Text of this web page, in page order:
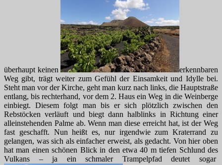
überhaupt keinen
erkennbaren
Weg gibt, trägt weiter zum Gefühl der Einsamkeit und Idylle bei.
Steht man vor der Kirche, geht man kurz nach links, die Hauptstraße
entlang, bis rechterhand, vor dem 2. Haus ein Weg in die Weinberge
einbiegt. Diesem folgt man bis er sich plötzlich zwischen den
Rebstöcken verläuft und biegt dann halblinks in Richtung einer
alleinstehenden Palme ab. Wenn man diese erreicht hat, ist der Weg
fast geschafft. Nun heißt es, nur irgendwie zum Kraterrand zu
gelangen, was sich als einfacher erweist, als gedacht. Von hier oben
hat man einen schönen Blick in den etwa 40 m tiefen Schlund des
Vulkans – ja ein schmaler Trampelpfad deutet sogar